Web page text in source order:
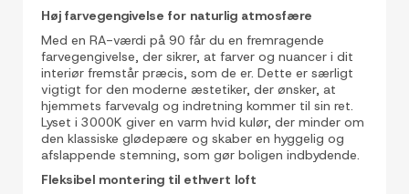
Høj farvegengivelse for naturlig atmosfære
Med en RA-værdi på 90 får du en fremragende
farvegengivelse, der sikrer, at farver og nuancer i dit
interiør fremstår præcis, som de er. Dette er særligt
vigtigt for den moderne æstetiker, der ønsker, at
hjemmets farvevalg og indretning kommer til sin ret.
Lyset i 3000K giver en varm hvid kulør, der minder om
den klassiske glødepære og skaber en hyggelig og
afslappende stemning, som gør boligen indbydende.
Fleksibel montering til ethvert loft